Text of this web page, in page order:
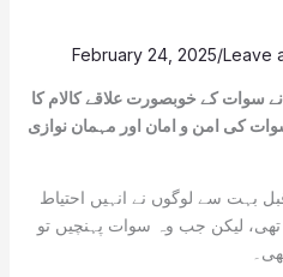
Leave
/
February 24, 2025
سوات کے خوبصورت علاقے کالام کا
سوات کی امن و امان اور مہمان نوازی
بہت سے لوگوں نے انہیں احتیاط
لیکن جب وہ سوات پہنچیں تو